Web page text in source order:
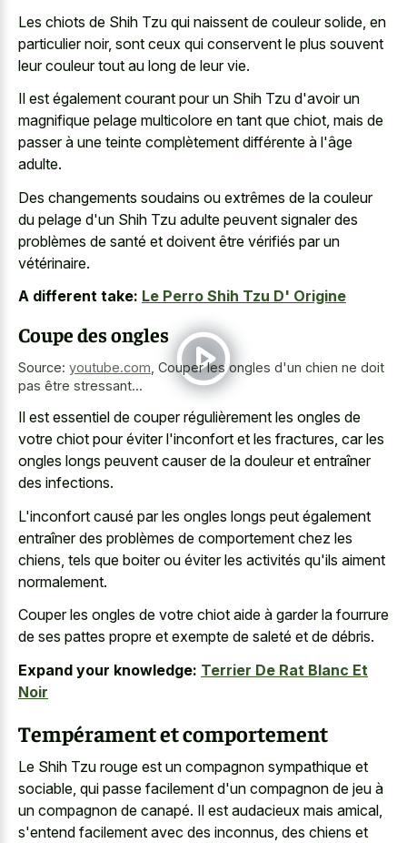
Les chiots de Shih Tzu qui naissent de couleur solide, en
particulier noir, sont ceux qui conservent le plus souvent
leur couleur tout au long de leur vie.
Il est également courant pour un Shih Tzu d'avoir un
magnifique pelage multicolore en tant que chiot, mais de
passer à une teinte complètement différente à l'âge
adulte.
Des changements soudains ou extrêmes de la couleur
du pelage d'un Shih Tzu adulte peuvent signaler des
problèmes de santé et doivent être vérifiés par un
vétérinaire.
A different take: Le Perro Shih Tzu D' Origine
Coupe des ongles
Source: youtube.com Couper les ongles d'un chien ne doit
pas être stressant...
Il est essentiel de couper régulièrement les ongles de
votre chiot pour éviter l'inconfort et les fractures, car les
ongles longs peuvent causer de la douleur et entraîner
des infections.
L'inconfort causé par les ongles longs peut également
entraîner des problèmes de comportement chez les
chiens, tels que boiter ou éviter les activités qu'ils aiment
normalement.
Couper les ongles de votre chiot aide à garder la fourrure
de ses pattes propre et exempte de saleté et de débris.
Expand your knowledge: Terrier De Rat Blanc Et
Noir
Tempérament et comportement
Le Shih Tzu rouge est un compagnon sympathique et
sociable, qui passe facilement d'un compagnon de jeu à
un compagnon de canapé. Il est audacieux mais amical,
s'entend facilement avec des inconnus, des chiens et